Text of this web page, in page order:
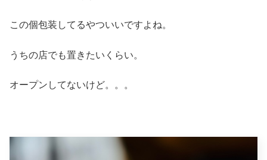
この個包装してるやついいですよね。
うちの店でも置きたいくらい。
オープンしてないけど。。。